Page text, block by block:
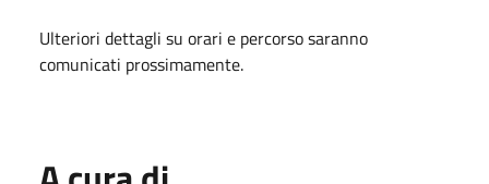
Ulteriori dettagli su orari e percorso saranno
comunicati prossimamente.